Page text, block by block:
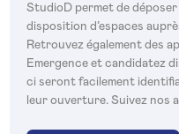
StudioD permet de déposer
disposition d’espaces
Retrouvez également des
Emergence et candidatez
ci seront facilement
leur ouverture. Suivez nos